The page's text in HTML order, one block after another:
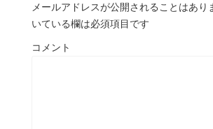
メールアドレスが公開されることはあり
いている欄は必須項目です
コメント